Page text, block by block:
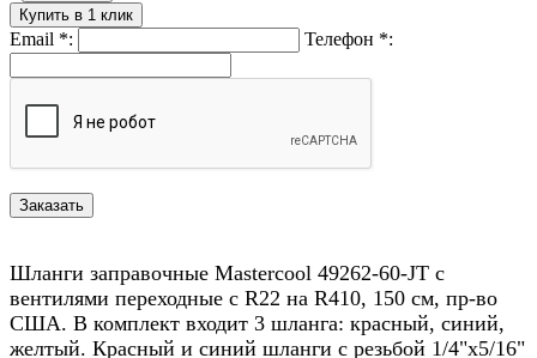
Купить в 1 клик
Email *: Телефон *:
Шланги заправочные Mastercool 49262-60-JT с
вентилями переходные с R22 на R410, 150 см, пр-во
США. В комплект входит 3 шланга: красный, синий,
желтый. Красный и синий шланги с резьбой 1/4"х5/16"